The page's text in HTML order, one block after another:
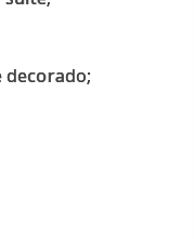
decorado;